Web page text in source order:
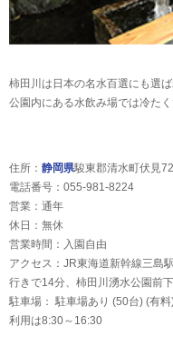
柿田川は日本の名水百選にも選
公園内にある水飲み場では冷た
住所： 静岡県駿東郡清水町伏見
電話番号：055-981-8224
営業：通年
休日：無休
営業時間：入園自由
アクセス：JR東海道新幹線三島
行きで14分、柿田川湧水公園前
駐車場： 駐車場あり (50台) (有
利用は8:30～16:30